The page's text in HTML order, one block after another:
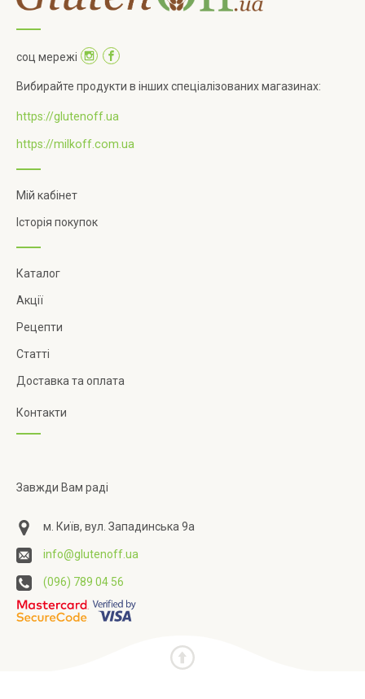
соц мережі
Вибирайте продукти в інших спеціалізованих магазинах:
https://glutenoff.ua
https://milkoff.com.ua
Мій кабінет
Історія покупок
Каталог
Акції
Рецепти
Статті
Доставка та оплата
Контакти
Завжди Вам раді
м. Київ, вул. Западинська 9а
info@glutenoff.ua
(096) 789 04 56